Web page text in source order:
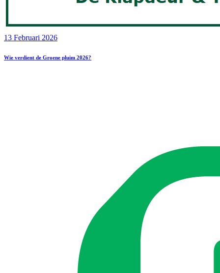
13 Februari 2026
Wie verdient de Groene pluim 2026?